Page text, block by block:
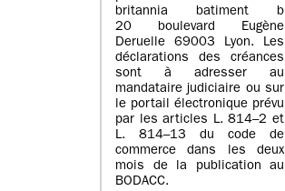
britannia batiment b
20 boulevard Eugène
Deruelle 69003 Lyon. Les
déclarations des créances
sont à adresser au
mandataire judiciaire ou sur
le portail électronique prévu
par les articles L. 814–2 et
L. 814–13 du code de
commerce dans les deux
mois de la publication au
BODACC.